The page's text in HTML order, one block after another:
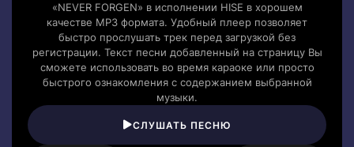
«NEVER FORGEN» в исполнении HISE в хорошем
качестве MP3 формата. Удобный плеер позволяет
быстро прослушать трек перед загрузкой без
регистрации. Текст песни добавленный на страницу Вы
сможете использовать во время караоке или просто
быстрого ознакомления с содержанием выбранной
музыки.
СЛУШАТЬ ПЕСНЮ